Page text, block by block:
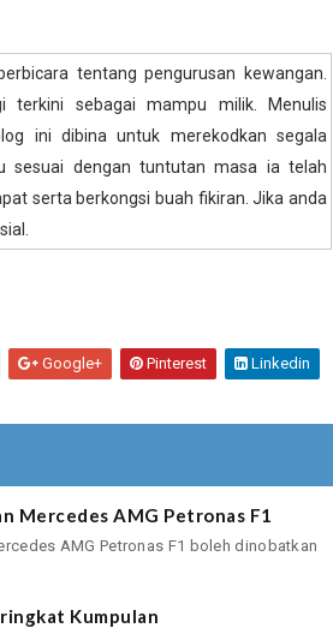
tentang pengurusan kewangan.
terkini sebagai mampu milik. Menulis
ini dibina untuk merekodkan segala
sesuai dengan tuntutan masa ia telah
serta berkongsi buah fikiran. Jika anda
Google+ Pinterest Linkedin
Mercedes AMG Petronas F1
AMG Petronas F1 boleh dinobatkan
Kumpulan